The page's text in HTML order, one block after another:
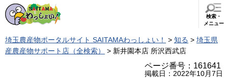
検索・
メニュー
埼玉農産物ポータルサイト SAITAMAわっしょい！ > 知る > 埼玉県
産農産物サポート店（全検索）
> 新井園本店 所沢西武店
ページ番号：161641
掲載日：2022年10月7日